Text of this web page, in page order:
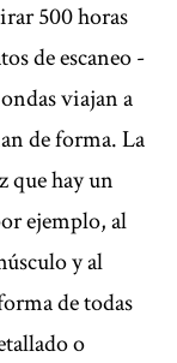
500 horas
de escaneo -
viajan a
de forma. La
que hay un
ejemplo, al
y al
de todas
o